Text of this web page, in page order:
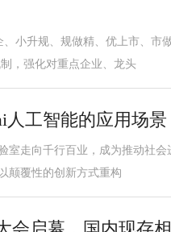
小升规、规做精、优上市、市
，强化对重点企业、龙头
人工智能的应用场景
室走向千行百业，成为推动社
颠覆性的创新方式重构